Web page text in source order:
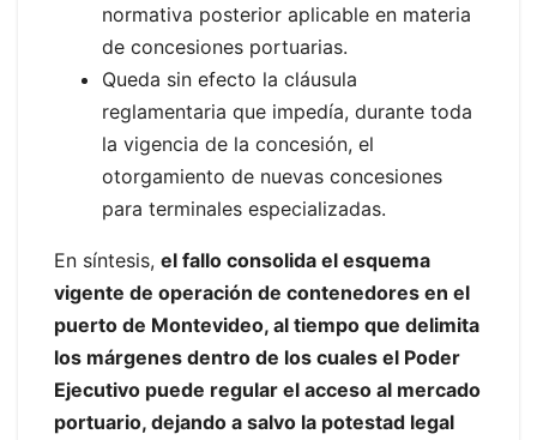
normativa posterior aplicable en materia
de concesiones portuarias.
Queda sin efecto la cláusula
reglamentaria que impedía, durante toda
la vigencia de la concesión, el
otorgamiento de nuevas concesiones
para terminales especializadas.
En síntesis, el fallo consolida el esquema
vigente de operación de contenedores en el
puerto de Montevideo, al tiempo que delimita
los márgenes dentro de los cuales el Poder
Ejecutivo puede regular el acceso al mercado
portuario, dejando a salvo la potestad legal